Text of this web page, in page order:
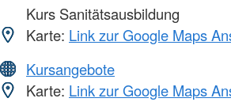
Kurs Sanitätsausbildung
Karte: Link zur Google Maps
Kursangebote
Karte: Link zur Google Maps